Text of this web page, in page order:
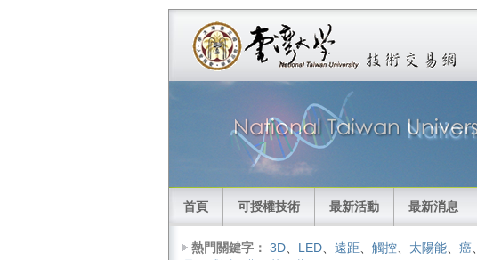
首頁 可授權技術 最新活動 最新消息
熱門關鍵字： 3D、 LED、 遠距、 觸控、 太陽能、 癌、